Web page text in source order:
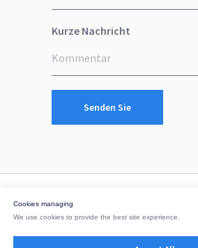
Kurze Nachricht
Senden Sie
Cookies managing
We use cookies to provide the best site experience.
office@dwiger.com